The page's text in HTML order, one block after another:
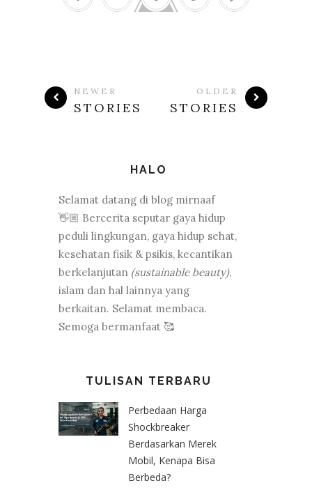
NEWER
STORIES
OLDER
STORIES
HALO
Selamat datang di blog mirnaaf
👋🏼 Bercerita seputar gaya hidup
peduli lingkungan, gaya hidup sehat,
kesehatan fisik & psikis, kecantikan
berkelanjutan (sustainable beauty),
islam dan hal lainnya yang
berkaitan. Selamat membaca.
Semoga bermanfaat 🥰
TULISAN TERBARU
Perbedaan Harga
Shockbreaker
Berdasarkan Merek
Mobil, Kenapa Bisa
Berbeda?